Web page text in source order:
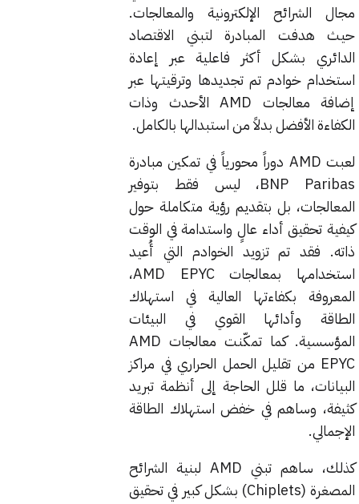
مجال الشرائح الإلكترونية والمعالجات.
حيث هدفت المبادرة لتبني الاقتصاد
الدائري بشكل أكثر فاعلية عبر إعادة
استخدام خوادم تم تجديدها وترقيتها عبر
إضافة معالجات AMD الأحدث وذات
الكفاءة الأفضل بدلاً من استبدالها بالكامل.
لعبت AMD دوراً محورياً في تمكين مبادرة
BNP Paribas، ليس فقط بتوفير
المعالجات، بل بتقديم رؤية متكاملة حول
كيفية تحقيق أداء عالٍ واستدامة في الوقت
ذاته. فقد تم تزويد الخوادم التي أُعيد
استخدامها بمعالجات AMD EPYC،
المعروفة بكفاءتها العالية في استهلاك
الطاقة وأدائها القوي في البيئات
المؤسسية. كما تمكّنت معالجات AMD
EPYC من تقليل الحمل الحراري في مراكز
البيانات، ما قلل الحاجة إلى أنظمة تبريد
كثيفة، وساهم في خفض استهلاك الطاقة
الإجمالي.
كذلك، ساهم تبني AMD لبنية الشرائح
المصغرة (Chiplets) بشكل كبير في تحقيق